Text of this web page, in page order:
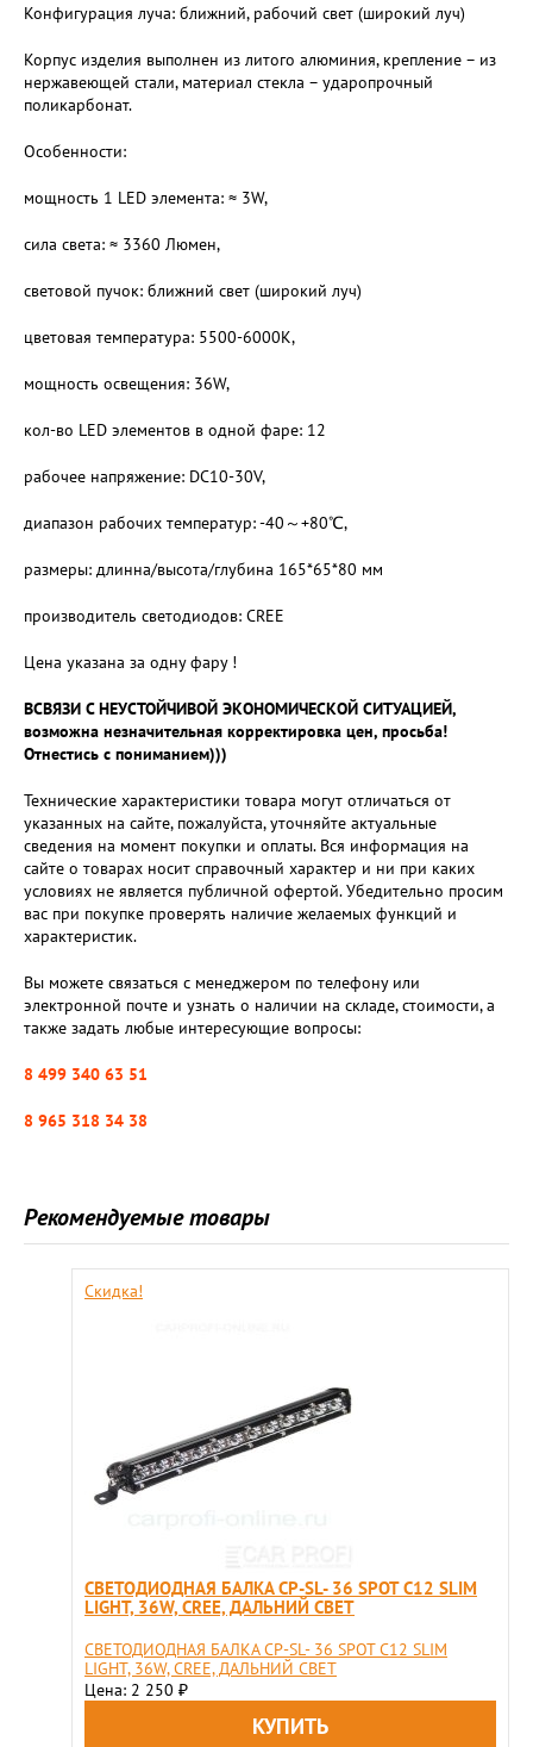
Конфигурация луча: ближний, рабочий свет (широкий луч)
Корпус изделия выполнен из литого алюминия, крепление – из
нержавеющей стали, материал стекла – ударопрочный
поликарбонат.
Особенности:
мощность 1 LED элемента: ≈ 3W,
cила света: ≈ 3360 Люмен,
световой пучок: ближний свет (широкий луч)
цветовая температура: 5500-6000K,
мощность освещения: 36W,
кол-во LED элементов в одной фаре: 12
рабочее напряжение: DC10-30V,
диапазон рабочих температур: -40～+80℃,
размеры: длинна/высота/глубина 165*65*80 мм
производитель светодиодов: CREE
Цена указана за одну фару !
ВСВЯЗИ С НЕУСТОЙЧИВОЙ ЭКОНОМИЧЕСКОЙ СИТУАЦИЕЙ,
возможна незначительная корректировка цен, просьба!
Отнестись с пониманием)))
Технические характеристики товара могут отличаться от
указанных на сайте, пожалуйста, уточняйте актуальные
сведения на момент покупки и оплаты. Вся информация на
сайте о товарах носит справочный характер и ни при каких
условиях не является публичной офертой. Убедительно просим
вас при покупке проверять наличие желаемых функций и
характеристик.
Вы можете связаться с менеджером по телефону или
электронной почте и узнать о наличии на складе, стоимости, а
также задать любые интересующие вопросы:
8 499 340 63 51
8 965 318 34 38
Рекомендуемые товары
Скидка!
СВЕТОДИОДНАЯ БАЛКА CP-SL- 36 SPOT C12 SLIM
LIGHT, 36W, CREE, ДАЛЬНИЙ СВЕТ
СВЕТОДИОДНАЯ БАЛКА CP-SL- 36 SPOT C12 SLIM
LIGHT, 36W, CREE, ДАЛЬНИЙ СВЕТ
Цена: 2 250 ₽